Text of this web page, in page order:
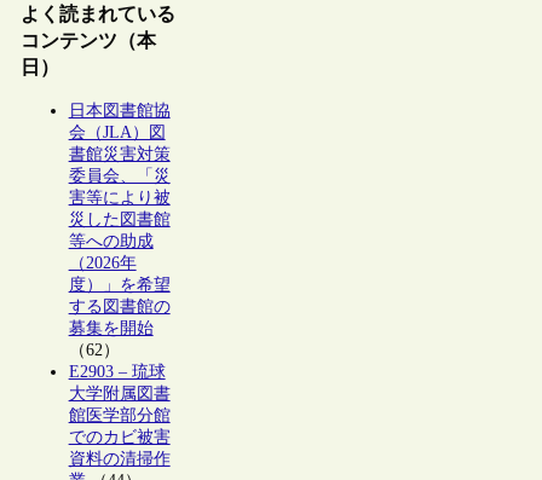
よく読まれている
コンテンツ（本
日）
日本図書館協
会（JLA）図
書館災害対策
委員会、「災
害等により被
災した図書館
等への助成
（2026年
度）」を希望
する図書館の
募集を開始
（62）
E2903 – 琉球
大学附属図書
館医学部分館
でのカビ被害
資料の清掃作